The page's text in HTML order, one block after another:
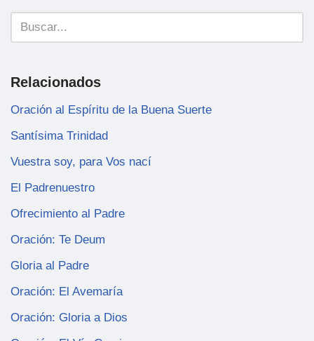
Relacionados
Oración al Espíritu de la Buena Suerte
Santísima Trinidad
Vuestra soy, para Vos nací
El Padrenuestro
Ofrecimiento al Padre
Oración: Te Deum
Gloria al Padre
Oración: El Avemaría
Oración: Gloria a Dios